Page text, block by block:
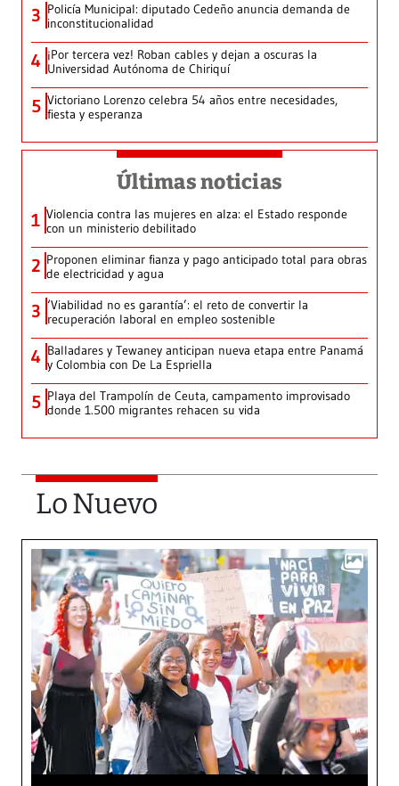
3 Policía Municipal: diputado Cedeño anuncia demanda de
inconstitucionalidad
4 ¡Por tercera vez! Roban cables y dejan a oscuras la
Universidad Autónoma de Chiriquí
5 Victoriano Lorenzo celebra 54 años entre necesidades,
fiesta y esperanza
Últimas noticias
1 Violencia contra las mujeres en alza: el Estado responde
con un ministerio debilitado
2 Proponen eliminar fianza y pago anticipado total para obras
de electricidad y agua
3 ‘Viabilidad no es garantía’: el reto de convertir la
recuperación laboral en empleo sostenible
4 Balladares y Tewaney anticipan nueva etapa entre Panamá
y Colombia con De La Espriella
5 Playa del Trampolín de Ceuta, campamento improvisado
donde 1.500 migrantes rehacen su vida
Lo Nuevo